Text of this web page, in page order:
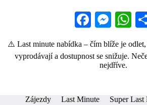
Fa
ce
bo
ok
M
es
se
ng
W
ts
⚠️ Last minute nabídka – čím blíže je
vyprodávají a dostupnost se snižuje.
nejdříve.
Zájezdy Last Minute Super Last